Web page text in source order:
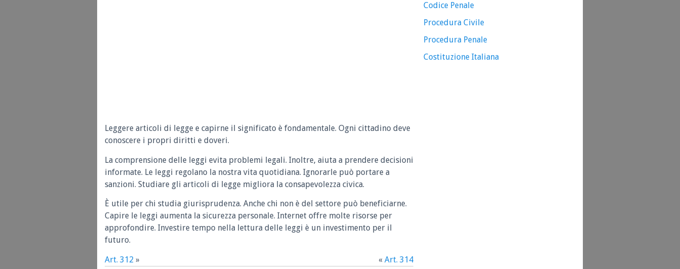
Leggere articoli di legge e capirne il significato è fondamentale. Ogni cittadino deve
conoscere i propri diritti e doveri.
La comprensione delle leggi evita problemi legali. Inoltre, aiuta a prendere decisioni
informate. Le leggi regolano la nostra vita quotidiana. Ignorarle può portare a
sanzioni. Studiare gli articoli di legge migliora la consapevolezza civica.
È utile per chi studia giurisprudenza. Anche chi non è del settore può beneficiarne.
Capire le leggi aumenta la sicurezza personale. Internet offre molte risorse per
approfondire. Investire tempo nella lettura delle leggi è un investimento per il
futuro.
Art. 312 » « Art. 314
Codice Penale
Procedura Civile
Procedura Penale
Costituzione Italiana